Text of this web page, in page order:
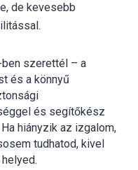
de kevesebb
ben szerettél – a
és a könnyű
és segítőkész
hiányzik az izgalom,
tudhatod, kivel